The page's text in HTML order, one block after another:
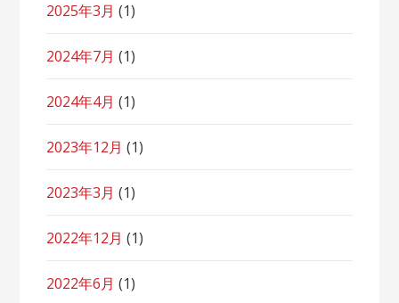
2025年3月 (1)
2024年7月 (1)
2024年4月 (1)
2023年12月 (1)
2023年3月 (1)
2022年12月 (1)
2022年6月 (1)